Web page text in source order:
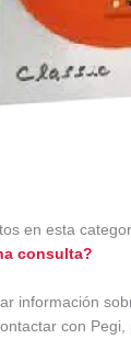
en esta
consulta?
información
con